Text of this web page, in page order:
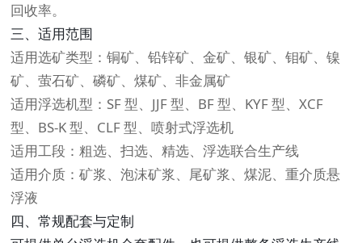
回收率。
三、适用范围
适用选矿类型：铜矿、铅锌矿、金矿、银矿、钼矿、镍
矿、萤石矿、磷矿、煤矿、非金属矿
适用浮选机型：SF 型、JJF 型、BF 型、KYF 型、XCF
型、BS-K 型、CLF 型、喷射式浮选机
适用工段：粗选、扫选、精选、浮选联合生产线
适用介质：矿浆、泡沫矿浆、尾矿浆、煤泥、重介质悬
浮液
四、常规配套与定制